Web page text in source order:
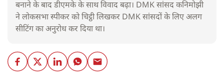
बनाने के बाद डीएमके के साथ विवाद बढ़ा। DMK सांसद कनिमोझी
ने लोकसभा स्पीकर को चिट्ठी लिखकर DMK सांसदों के लिए अलग
सीटिंग का अनुरोध कर दिया था।